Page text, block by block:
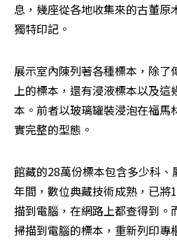
息，幾座從各地收集來的古董原
獨特印記。
展示室內陳列著各種標本，除了
上的標本，還有浸液標本以及這
本。前者以玻璃罐裝浸泡在福馬
實完整的型態。
館藏的28萬份標本包含多少科
年間，數位典藏技術成熟，已將
描到電腦，在網路上都查得到。
掃描到電腦的標本，重新列印專